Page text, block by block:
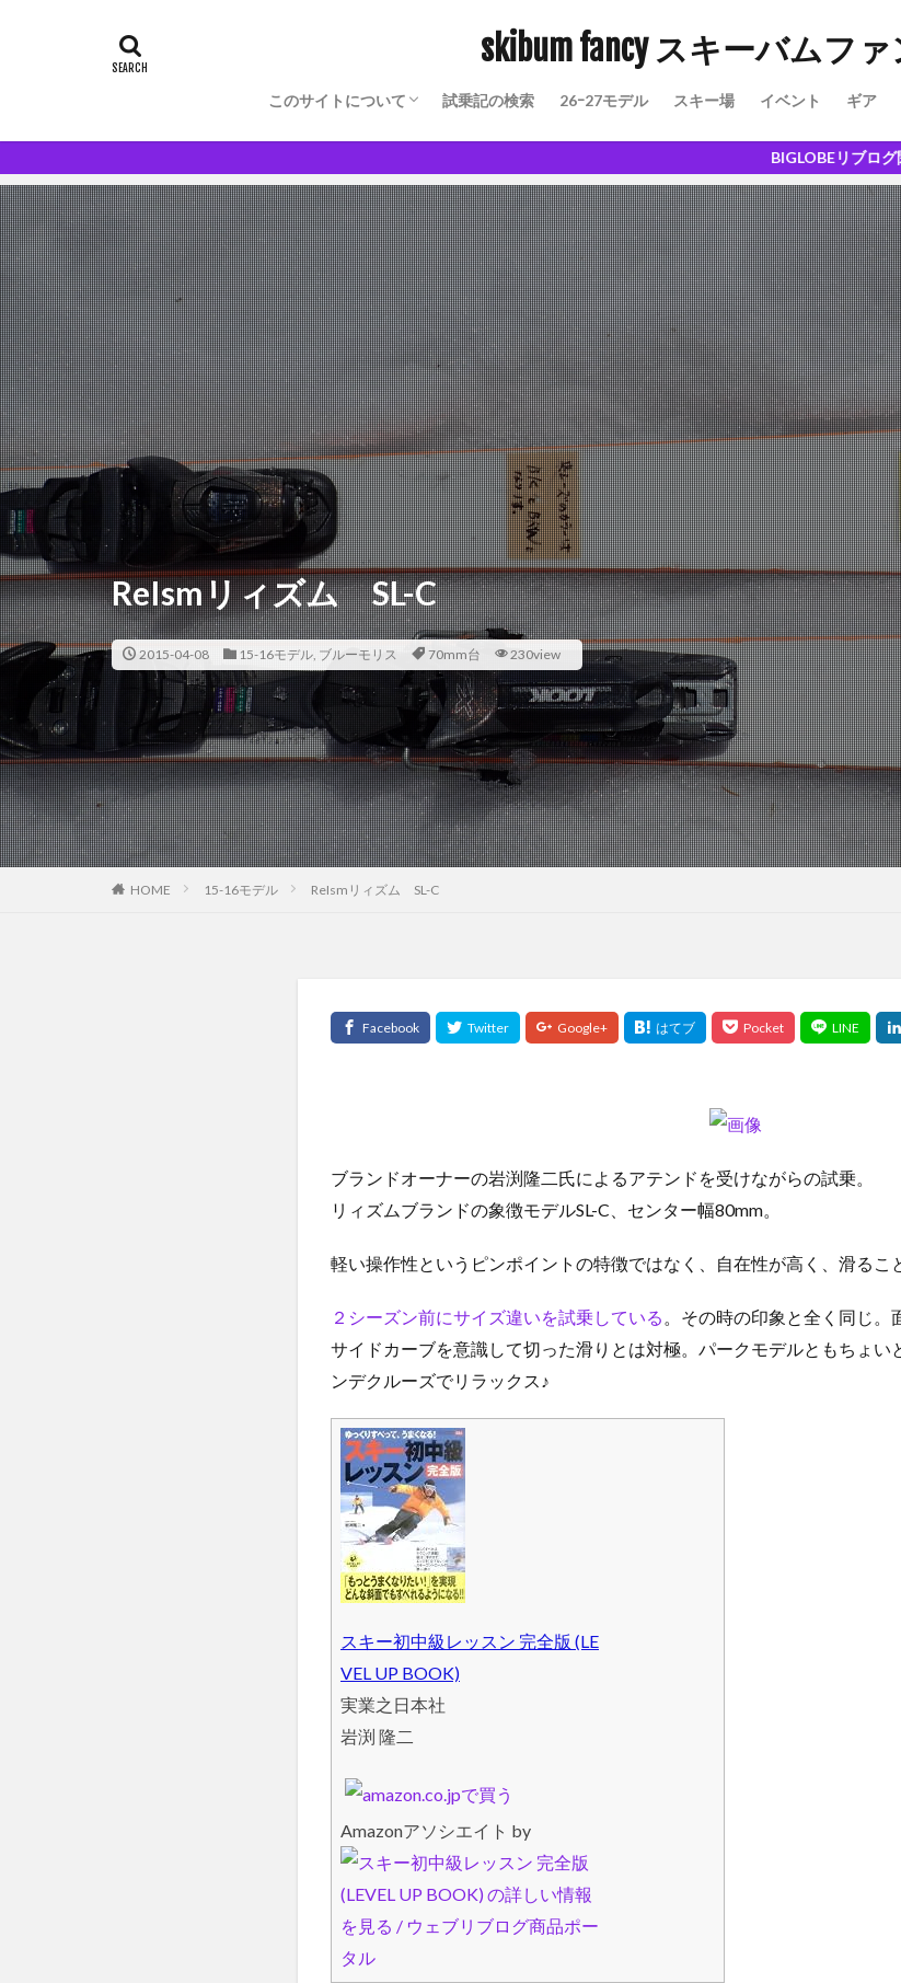
skibum fancy スキーバムフ
このサイトについて
Blog Author Owned Model
モノからヒトの理解が深まる愉しさ
試乗記の検索 26ｰ27モデル スキー場 イベント ギア
BIGLOBEリブログ閉鎖に伴い、こちら
ReIsmリィズム SL-C
2015-04-08 15-16モデル, ブルーモリス 70mm台 230view
HOME 15-16モデル ReIsmリィズム SL-C
ブランドオーナーの岩渕隆二氏によるアテンドを受けながらの試乗。
リィズムブランドの象徴モデルSL-C、センター幅80mm。
軽い操作性というピンポイントの特徴ではなく、自在性が高く、滑るこ
２シーズン前にサイズ違いを試乗している
。その時の印象と全く同じ
サイドカーブを意識して切った滑りとは対極。パークモデルともちょい
ンデクルーズでリラックス♪
スキー初中級レッスン 完全版 (LE
VEL UP BOOK)
実業之日本社
岩渕 隆二
Amazonアソシエイト by